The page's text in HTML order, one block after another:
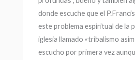
donde escuche que el
este problema espiritual de la
iglesia llamado «tribalismo
escucho por primera vez